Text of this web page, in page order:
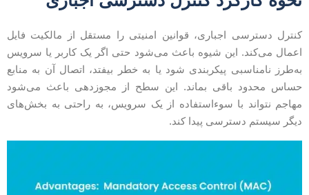
دسترسی اجباری، قوانین امنیتی را مستقل از مالکیت فایل
می‌کند. این شیوه باعث می‌شود حتی اگر یک کاربر یا سرویس
نامناسبی پیکربندی شود یا به خطر بیفتد، اتصال آن به منابع
محدود باقی بماند. این سطح از مجوزدهی باعث می‌شود
نتواند با سوءاستفاده از یک سرویس، به راحتی به بخش‌های
سیستم دسترسی پیدا کند.